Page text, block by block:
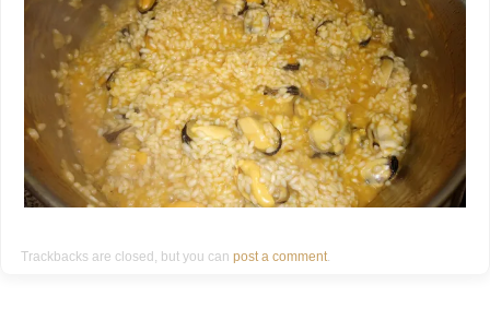
Trackbacks are closed, but you can post a comment.